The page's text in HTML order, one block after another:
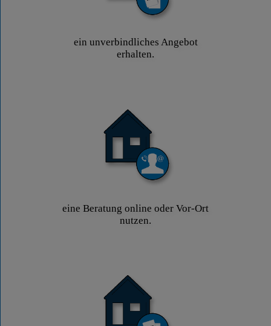
ein unverbindliches Angebot
erhalten.
eine Beratung online oder Vor-Ort
nutzen.